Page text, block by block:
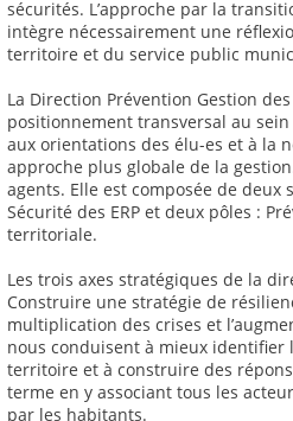
sécurités. L’approche par la
intègre nécessairement une
territoire et du service public
La Direction Prévention Gestion
positionnement transversal au
aux orientations des élu-es et à la
approche plus globale de la
agents. Elle est composée de deux
Sécurité des ERP et deux pôles :
territoriale.
Les trois axes stratégiques de la
Construire une stratégie de
multiplication des crises et
nous conduisent à mieux
territoire et à construire des
terme en y associant tous les
par les habitants.